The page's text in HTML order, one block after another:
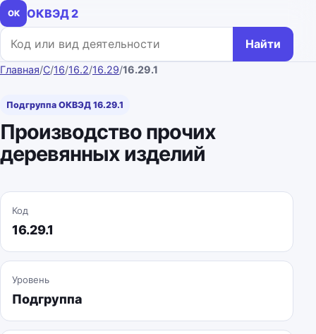
ОК
ОКВЭД 2
Поиск по коду или названию
Найти
Главная/C/16/16.2/16.29/16.29.1
Подгруппа ОКВЭД 16.29.1
Производство прочих
деревянных изделий
Код
16.29.1
Уровень
Подгруппа